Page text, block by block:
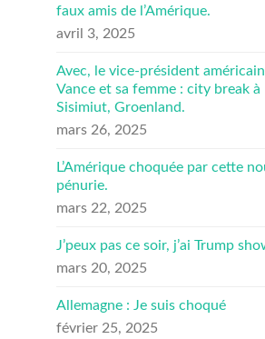
faux amis de l’Amérique.
avril 3, 2025
Avec, le vice-président
Vance et sa femme : city break à
Sisimiut, Groenland.
mars 26, 2025
L’Amérique choquée par cette
pénurie.
mars 22, 2025
J’peux pas ce soir, j’ai Trump
mars 20, 2025
Allemagne : Je suis choqué
février 25, 2025